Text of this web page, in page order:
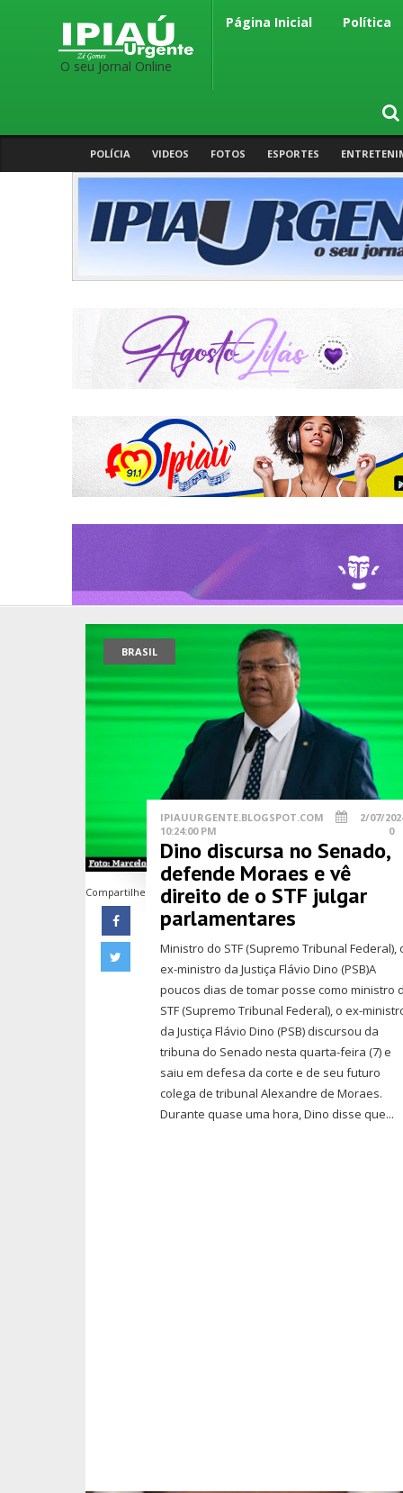
O seu Jornal Online
Página Inicial Política
POLÍCIA VIDEOS FOTOS ESPORTES
BRASIL
Compartilhe
IPIAUURGENTE.BLOGSPOT.COM
2/07/
10:24:00 PM
0
Dino discursa no Senado,
defende Moraes e vê
direito de o STF julgar
parlamentares
Ministro do STF (Supremo Tribunal Federal),
ex-ministro da Justiça Flávio Dino (PSB)A
poucos dias de tomar posse como ministro
STF (Supremo Tribunal Federal), o ex-
da Justiça Flávio Dino (PSB) discursou da
tribuna do Senado nesta quarta-feira (7) e
saiu em defesa da corte e de seu futuro
colega de tribunal Alexandre de Moraes.
Durante quase uma hora, Dino disse que...